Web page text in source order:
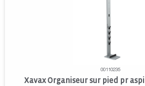
00110235
Xavax Organiseur sur pied pr